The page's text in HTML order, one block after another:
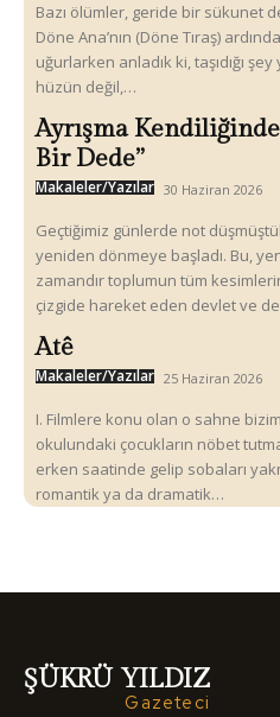
Bazı ölümler, geride bir sükunet
Döne Ana’nın (Döne Tıraş)
uğurlarken anladık ki, taşıdığı şey
hüzün değil,…
Ayrışma
Bir Dede”
Makaleler/Yazılar 30 Haziran 2026
Geçtiğimiz günlerde not
yeniden dönmeye başladı. Bu,
zamandır toplumun tüm
çizgide hareket eden devlet ve
Atê
Makaleler/Yazılar 25 Haziran 2026
I. Filmlere konu olan o sahne
okulundaki çocukların nöbet
erken saatinde gelip sobaları
romantik ya da dramatik…
ŞÜKRÜ YILDIZ
Gazeteci